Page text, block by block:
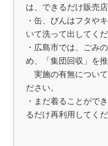
は、できるだけ販売
・缶、びんはフタや
いて洗って出してくだ
・広島市では、ごみ
め、「集団回収」を
実施の有無について
ださい。
・まだ着ることがで
るだけ再利用してくだ